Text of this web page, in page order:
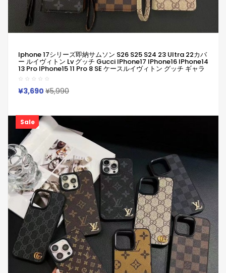
Iphone 17シリーズ即納サムソン S26 S25 S24 23 Ultra 22カバ
ー ルイヴィトン Lv グッチ Gucci IPhone17 IPhone16 IPhone14
13 Pro IPhone15 11 Pro 8 SE ケースルイヴィトン グッチ ギャラ
クシーs26 S25 S24 S23 Ultra Plus S22 S21ケース 女子 かわい
い おしゃれ Lv アイフォン 17 16 Plus 13 12 Pro Max 11 Pro XR
XS スマホケース
¥3,690 ¥5,990
Sale